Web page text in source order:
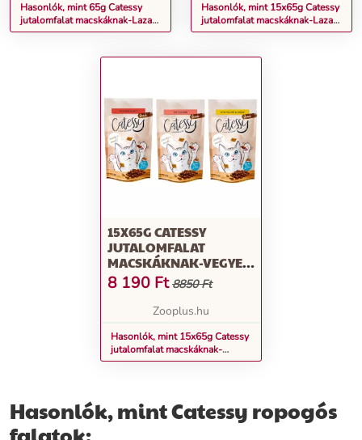
Hasonlók, mint 65g Catessy
jutalomfalat macskáknak-Lazac,
vitaminok & omega-3
Hasonlók, mint 15x65g Catessy
jutalomfalat macskáknak-Lazac,
vitaminok & omega-3
15X65G CATESSY
JUTALOMFALAT
MACSKÁKNAK-VEGYES
CSOMAG 3
VÁLTOZATTAL (5X
SZÁRNYAS, 5X MARHA,
8 190 Ft 8850 Ft
Zooplus.hu
Hasonlók, mint 15x65g Catessy
jutalomfalat macskáknak-
Vegyes csomag 3 változattal (5x
Hasonlók, mint Catessy ropogós